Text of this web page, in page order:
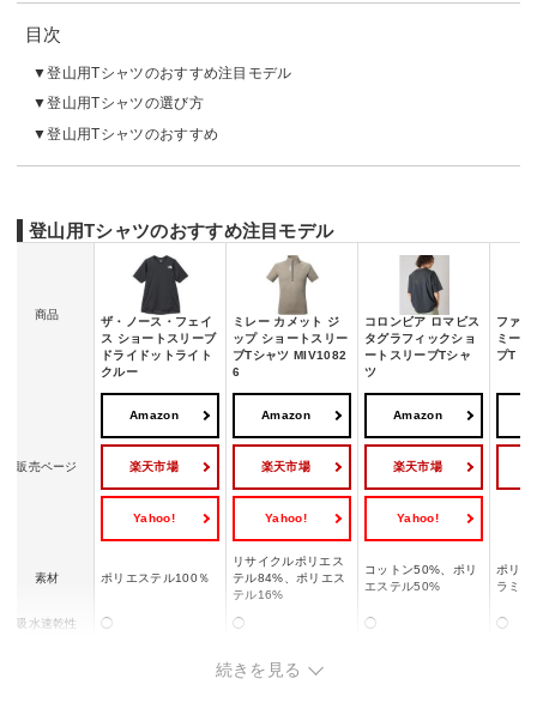
目次
登山用Tシャツのおすすめ注目モデル
登山用Tシャツの選び方
登山用Tシャツのおすすめ
登山用Tシャツのおすすめ注目モデル
商品
ザ・ノース・フェイ
ス ショートスリーブ
ドライドットライト
クルー
ミレー カメット ジ
ップ ショートスリー
ブTシャツ MIV1082
6
コロンビア ロマビス
タグラフィックショ
ートスリーブTシャ
ツ
ファイ
ミー
プT
販売ページ
Amazon
楽天市場
Yahoo!
Amazon
楽天市場
Yahoo!
Amazon
楽天市場
Yahoo!
素材 ポリエステル100％
リサイクルポリエス
テル84%、ポリエス
テル16%
コットン50%、ポリ
エステル50%
ポリエ
ラミー
吸水速乾性 ◯ ◯ ◯ ◯
続きを見る